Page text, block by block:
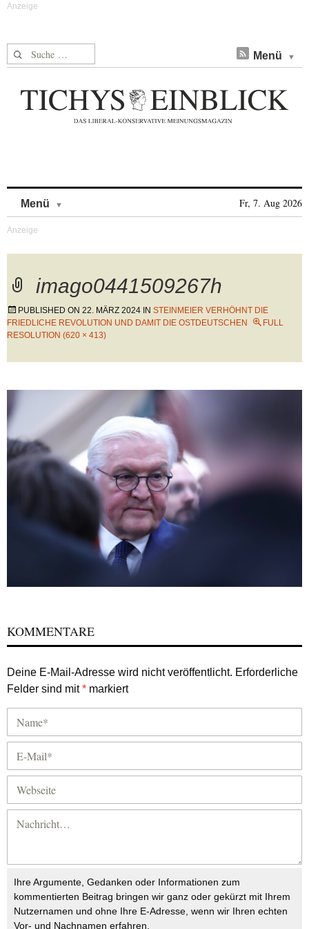
Suche nach: Menü
Menü Fr, 7. Aug 2026
imago0441509267h
PUBLISHED ON 22. MÄRZ 2024 IN STEINMEIER VERHÖHNT DIE
FRIEDLICHE REVOLUTION UND DAMIT DIE OSTDEUTSCHEN
FULL
RESOLUTION (620 × 413)
KOMMENTARE
Deine E-Mail-Adresse wird nicht veröffentlicht. Erforderliche
Felder sind mit* markiert
Ihre Argumente, Gedanken oder Informationen zum
kommentierten Beitrag bringen wir ganz oder gekürzt mit Ihrem
Nutzernamen und ohne Ihre E-Adresse, wenn wir Ihren echten
Vor- und Nachnamen erfahren.